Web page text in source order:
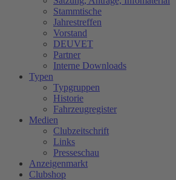
Stammtische
Jahrestreffen
Vorstand
DEUVET
Partner
Interne Downloads
Typen
Typgruppen
Historie
Fahrzeugregister
Medien
Clubzeitschrift
Links
Presseschau
Anzeigenmarkt
Clubshop